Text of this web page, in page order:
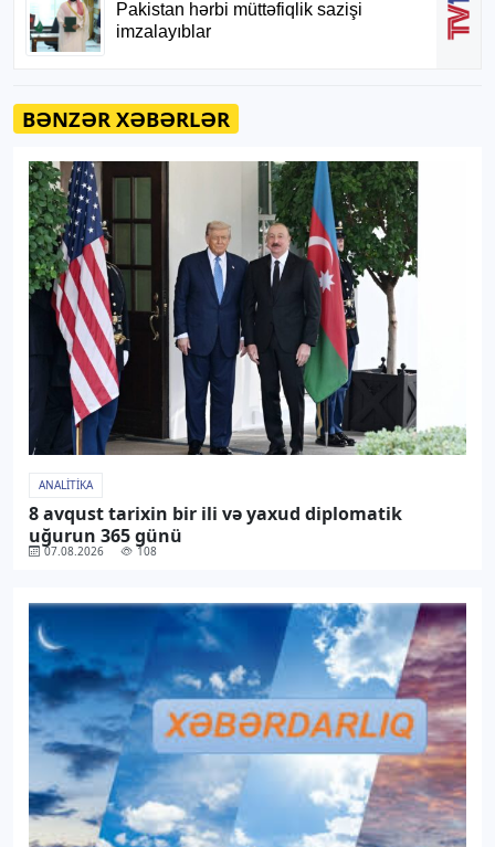
BƏNZƏR XƏBƏRLƏR
ANALITIKA
8 avqust tarixin bir ili və yaxud diplomatik
uğurun 365 günü
07.08.2026 108